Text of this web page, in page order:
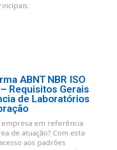
ABNT NBR ISO
Requisitos Gerais
de Laboratórios
em referência
de atuação? Com esta
aos padrões